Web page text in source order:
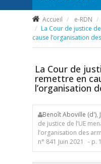
Accueil e-RDN
La Cour de justice
cause l’organisation
La Cour de
remettre en
l’organisation
Benoît Aboville (d'),
de justice de l’UE
l’organisation des
n° 841 Juin 2021
- p.